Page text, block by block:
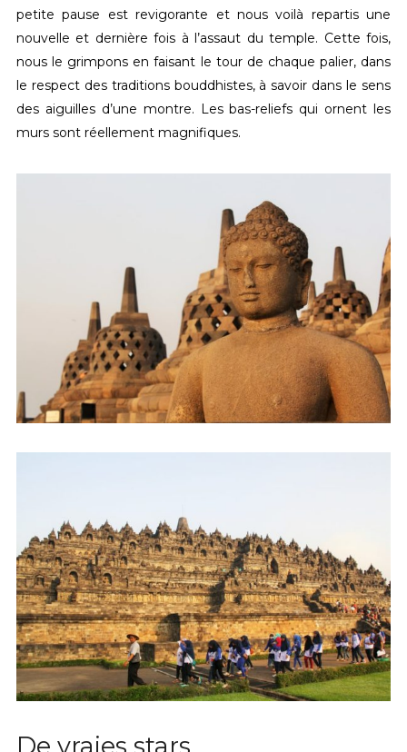
petite pause est revigorante et nous voilà repartis une
nouvelle et dernière fois à l’assaut du temple. Cette fois,
nous le grimpons en faisant le tour de chaque palier, dans
le respect des traditions bouddhistes, à savoir dans le sens
des aiguilles d’une montre. Les bas-reliefs qui ornent les
murs sont réellement magnifiques.